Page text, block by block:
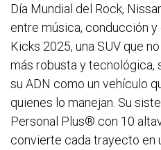
Día Mundial del Rock,
entre música, conducción
Kicks 2025, una SUV que
más robusta y tecnológica,
su ADN como un vehículo
quienes lo manejan. Su
Personal Plus® con 10
convierte cada trayecto en